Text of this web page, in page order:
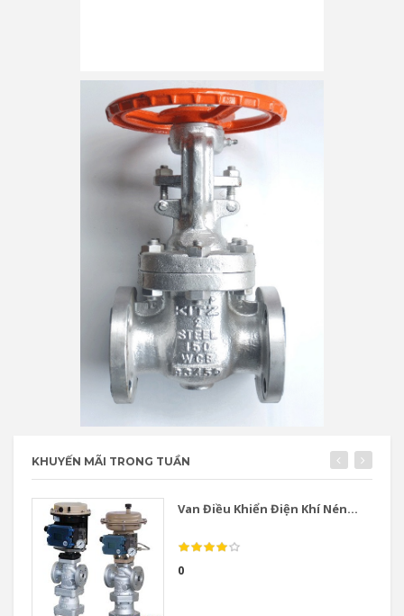
KHUYẾN MÃI TRONG TUẦN
Van Điều Khiển Điện Khí Nén...
0